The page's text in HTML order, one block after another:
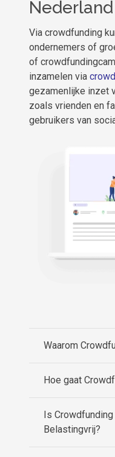
Nederland
Via crowdfunding
ondernemers of
of
inzamelen via
gezamenlijke inzet
zoals vrienden en
gebruikers van
Waarom
Hoe gaat
Is
Belastingvrij?